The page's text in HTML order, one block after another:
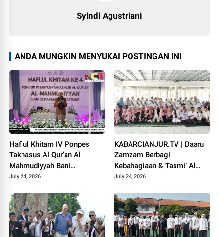
Syindi Agustriani
ANDA MUNGKIN MENYUKAI POSTINGAN INI
Haflul Khitam IV Ponpes
Takhasus Al Qur’an Al
Mahmudiyyah Bani
Suparman Assatinem
July 24, 2026
KABARCIANJUR.TV | Daaru
Zamzam Berbagi
Kebahagiaan & Tasmi’ Al
Qur’an Sambut Muharram
July 24, 2026